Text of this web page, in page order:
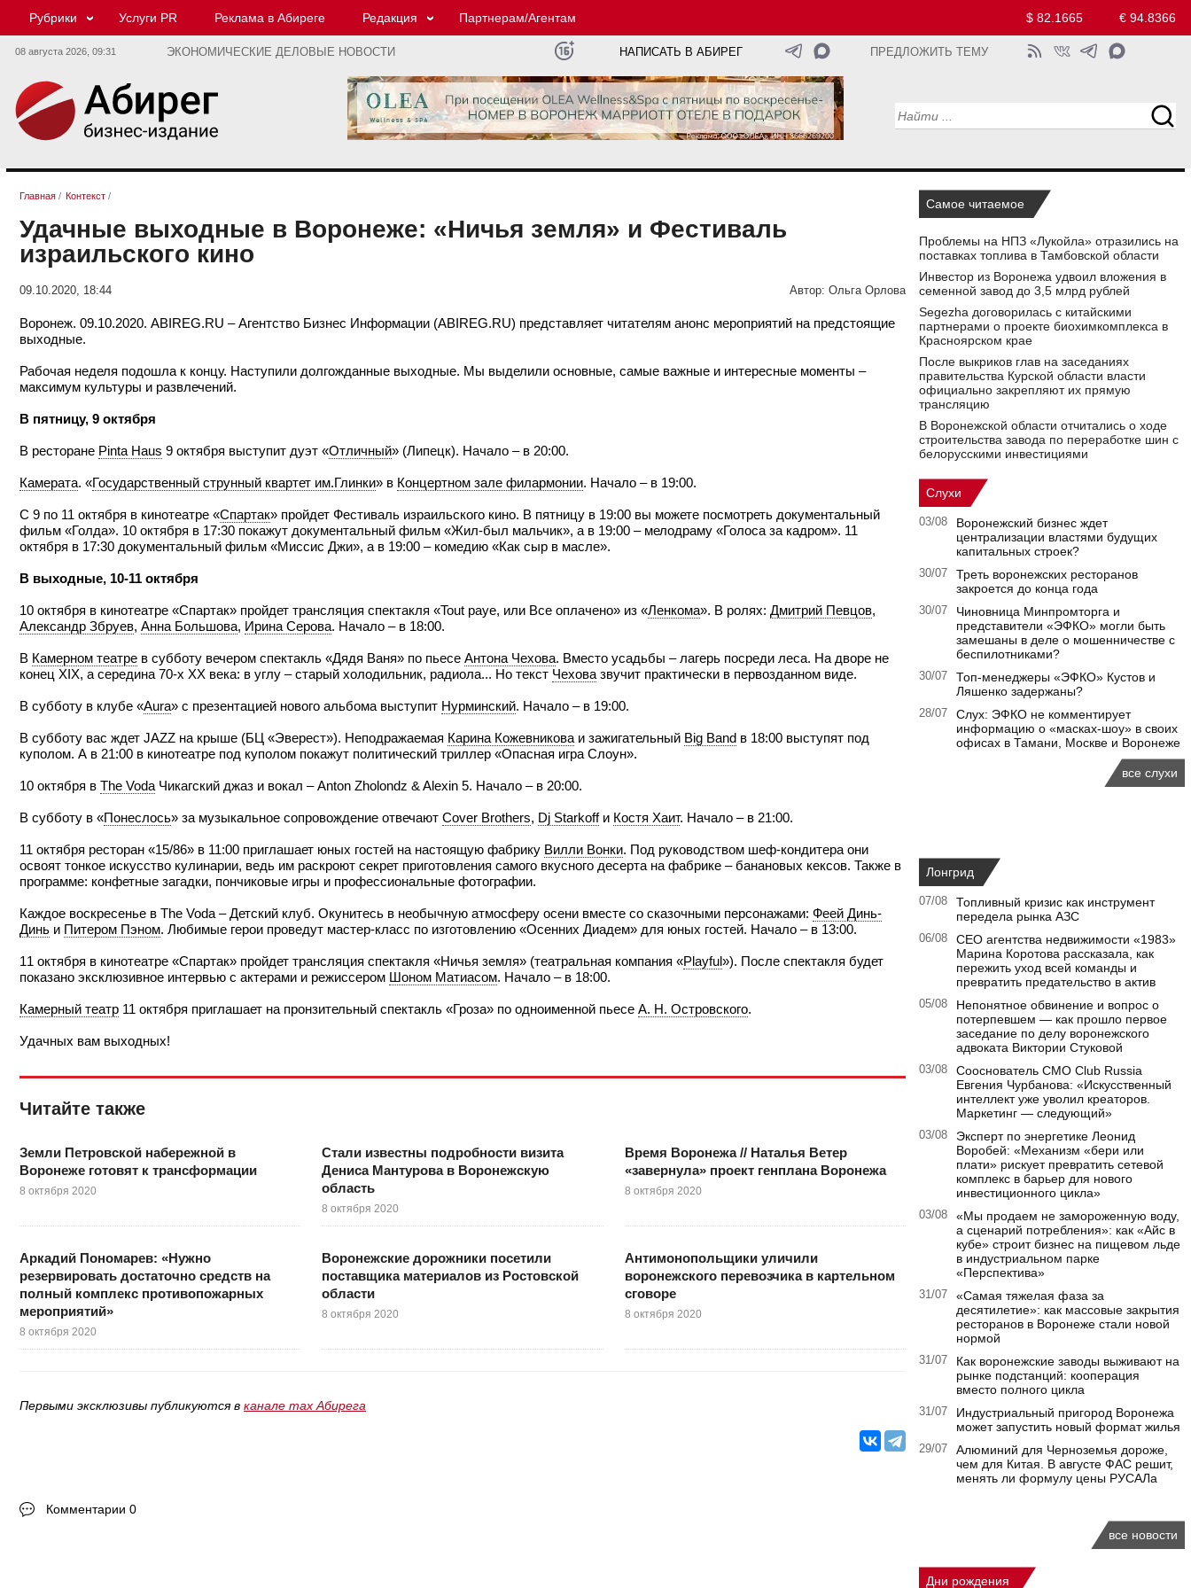
Рубрики Услуги PR Реклама в Абиреге Редакция Партнерам/Агентам $ 82.1665 € 94.8366
08 августа 2026, 09:31 ЭКОНОМИЧЕСКИЕ ДЕЛОВЫЕ НОВОСТИ НАПИСАТЬ В АБИРЕГ ПРЕДЛОЖИТЬ ТЕМУ
Главная / Контекст /
Удачные выходные в Воронеже: «Ничья земля» и Фестиваль
израильского кино
09.10.2020, 18:44 Автор: Ольга Орлова
Воронеж. 09.10.2020. ABIREG.RU – Агентство Бизнес Информации (ABIREG.RU) представляет читателям анонс мероприятий на предстоящие
выходные.
Рабочая неделя подошла к концу. Наступили долгожданные выходные. Мы выделили основные, самые важные и интересные моменты –
максимум культуры и развлечений.
В пятницу, 9 октября
В ресторане Pinta Haus 9 октября выступит дуэт «Отличный» (Липецк). Начало – в 20:00.
Камерата. «Государственный струнный квартет им.Глинки» в Концертном зале филармонии. Начало – в 19:00.
С 9 по 11 октября в кинотеатре «Спартак» пройдет Фестиваль израильского кино. В пятницу в 19:00 вы можете посмотреть документальный
фильм «Голда». 10 октября в 17:30 покажут документальный фильм «Жил-был мальчик», а в 19:00 – мелодраму «Голоса за кадром». 11
октября в 17:30 документальный фильм «Миссис Джи», а в 19:00 – комедию «Как сыр в масле».
В выходные, 10-11 октября
10 октября в кинотеатре «Спартак» пройдет трансляция спектакля «Tout paye, или Все оплачено» из «Ленкома». В ролях: Дмитрий Певцов,
Александр Збруев, Анна Большова, Ирина Серова. Начало – в 18:00.
В Камерном театре в субботу вечером спектакль «Дядя Ваня» по пьесе Антона Чехова. Вместо усадьбы – лагерь посреди леса. На дворе не
конец XIX, а середина 70-х ХХ века: в углу – старый холодильник, радиола... Но текст Чехова звучит практически в первозданном виде.
В субботу в клубе «Aura» с презентацией нового альбома выступит Нурминский. Начало – в 19:00.
В субботу вас ждет JAZZ на крыше (БЦ «Эверест»). Неподражаемая Карина Кожевникова и зажигательный Big Band в 18:00 выступят под
куполом. А в 21:00 в кинотеатре под куполом покажут политический триллер «Опасная игра Слоун».
10 октября в The Voda Чикагский джаз и вокал – Anton Zholondz & Alexin 5. Начало – в 20:00.
В субботу в «Понеслось» за музыкальное сопровождение отвечают Cover Brothers, Dj Starkoffи Костя Хаит. Начало – в 21:00.
11 октября ресторан «15/86» в 11:00 приглашает юных гостей на настоящую фабрику Вилли Вонки. Под руководством шеф-кондитера они
освоят тонкое искусство кулинарии, ведь им раскроют секрет приготовления самого вкусного десерта на фабрике – банановых кексов. Также в
программе: конфетные загадки, пончиковые игры и профессиональные фотографии.
Каждое воскресенье в The Voda – Детский клуб. Окунитесь в необычную атмосферу осени вместе со сказочными персонажами: Феей Динь-
Динь и Питером Пэном. Любимые герои проведут мастер-класс по изготовлению «Осенних Диадем» для юных гостей. Начало – в 13:00.
11 октября в кинотеатре «Спартак» пройдет трансляция спектакля «Ничья земля» (театральная компания «Playful»). После спектакля будет
показано эксклюзивное интервью с актерами и режиссером Шоном Матиасом. Начало – в 18:00.
Камерный театр 11 октября приглашает на пронзительный спектакль «Гроза» по одноименной пьесе А. Н. Островского.
Удачных вам выходных!
Читайте также
Земли Петровской набережной в
Воронеже готовят к трансформации
8 октября 2020
Стали известны подробности визита
Дениса Мантурова в Воронежскую
область
8 октября 2020
Время Воронежа // Наталья Ветер
«завернула» проект генплана Воронежа
8 октября 2020
Аркадий Пономарев: «Нужно
резервировать достаточно средств на
полный комплекс противопожарных
мероприятий»
8 октября 2020
Воронежские дорожники посетили
поставщика материалов из Ростовской
области
8 октября 2020
Антимонопольщики уличили
воронежского перевозчика в картельном
сговоре
8 октября 2020
Первыми эксклюзивы публикуются в канале max Абирега
Комментарии 0
Самое читаемое
Проблемы на НПЗ «Лукойла» отразились на
поставках топлива в Тамбовской области
Инвестор из Воронежа удвоил вложения в
семенной завод до 3,5 млрд рублей
Segezha договорилась с китайскими
партнерами о проекте биохимкомплекса в
Красноярском крае
После выкриков глав на заседаниях
правительства Курской области власти
официально закрепляют их прямую
трансляцию
В Воронежской области отчитались о ходе
строительства завода по переработке шин с
белорусскими инвестициями
Слухи
03/08
Воронежский бизнес ждет
централизации властями будущих
капитальных строек?
30/07
Треть воронежских ресторанов
закроется до конца года
30/07
Чиновница Минпромторга и
представители «ЭФКО» могли быть
замешаны в деле о мошенничестве с
беспилотниками?
30/07
Топ-менеджеры «ЭФКО» Кустов и
Ляшенко задержаны?
28/07
Слух: ЭФКО не комментирует
информацию о «масках-шоу» в своих
офисах в Тамани, Москве и Воронеже
все слухи
Лонгрид
07/08
Топливный кризис как инструмент
передела рынка АЗС
06/08
CEO агентства недвижимости «1983»
Марина Коротова рассказала, как
пережить уход всей команды и
превратить предательство в актив
05/08
Непонятное обвинение и вопрос о
потерпевшем — как прошло первое
заседание по делу воронежского
адвоката Виктории Стуковой
03/08
Сооснователь CMO Club Russia
Евгения Чурбанова: «Искусственный
интеллект уже уволил креаторов.
Маркетинг — следующий»
03/08
Эксперт по энергетике Леонид
Воробей: «Механизм «бери или
плати» рискует превратить сетевой
комплекс в барьер для нового
инвестиционного цикла»
03/08
«Мы продаем не замороженную воду,
а сценарий потребления»: как «Айс в
кубе» строит бизнес на пищевом льде
в индустриальном парке
«Перспектива»
31/07
«Самая тяжелая фаза за
десятилетие»: как массовые закрытия
ресторанов в Воронеже стали новой
нормой
31/07
Как воронежские заводы выживают на
рынке подстанций: кооперация
вместо полного цикла
31/07
Индустриальный пригород Воронежа
может запустить новый формат жилья
29/07
Алюминий для Черноземья дороже,
чем для Китая. В августе ФАС решит,
менять ли формулу цены РУСАЛа
все новости
Дни рождения